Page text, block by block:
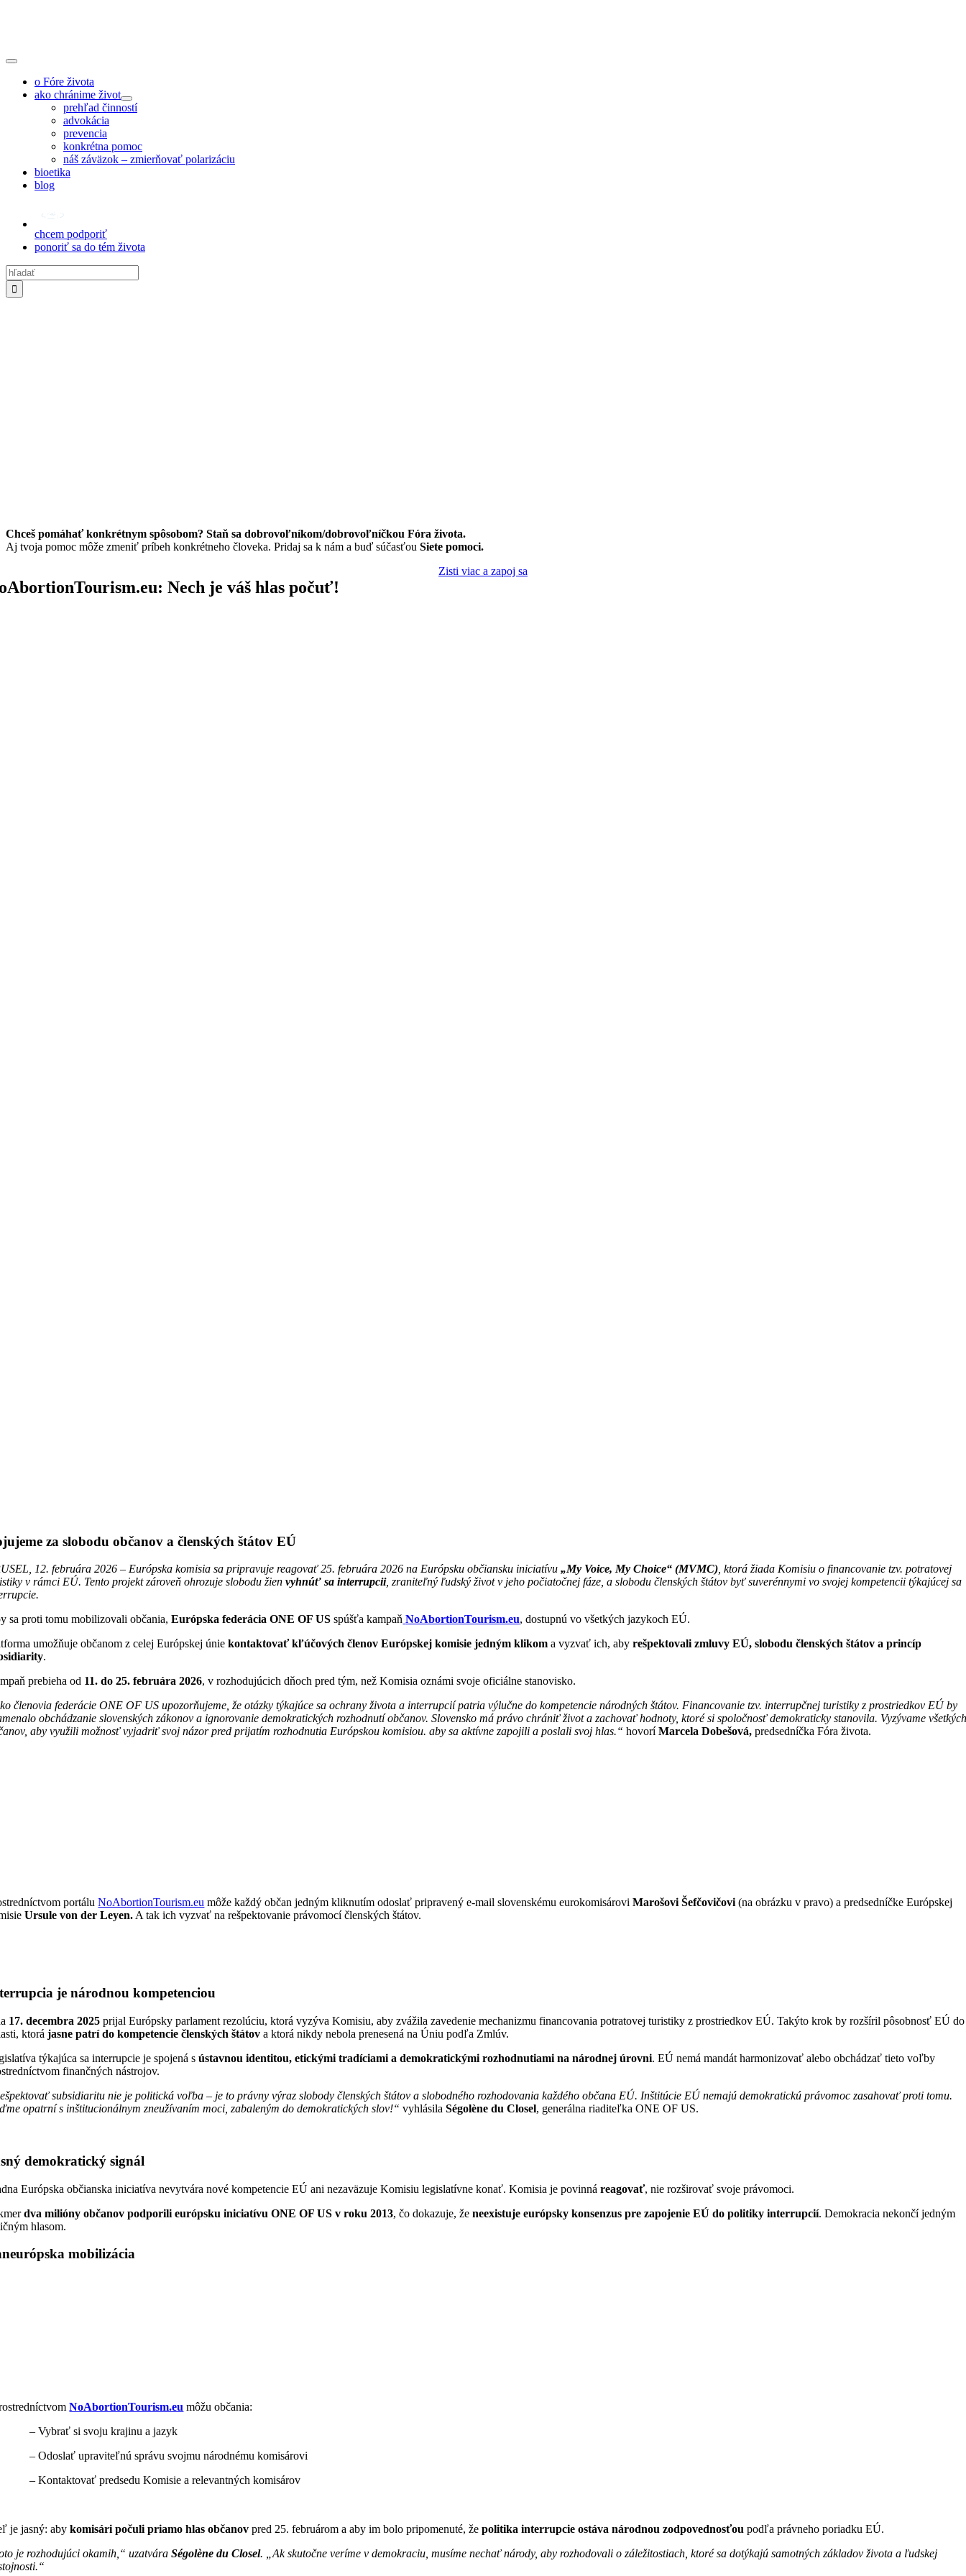
Toggle
Navigationo Fóre života
ako chránime život
prehľad činností
advokácia
prevencia
konkrétna pomoc
náš záväzok – zmierňovať polarizáciu
bioetika
blog
chcem podporiť
ponoriť sa do tém života
Hľadať:
Chceš pomáhať konkrétnym spôsobom? Staň sa dobrovoľníkom/dobrovoľníčkou Fóra života.
Aj tvoja pomoc môže zmeniť príbeh konkrétneho človeka. Pridaj sa k nám a buď súčasťou Siete pomoci.
Zisti viac a zapoj sa
Nech je váš hlas počuť!
za slobodu občanov a členských štátov EÚ
12. februára 2026 –Európska komisia sa pripravuje reagovať 25. februára 2026 na Európsku občiansku iniciatívu„My Voice, My Choice“ (MVMC), ktorá žiada Komisiu o financovanie tzv. potratovej
v rámci EÚ. Tento projekt zároveň ohrozuje slobodu žienvyhnúť sa interrupcii, zraniteľný ľudský život v jeho počiatočnej fáze, a slobodu členských štátov byť suverénnymi vo svojej kompetencii týkajúcej sa
sa proti tomu mobilizovali občania,Európska federácia ONE OF US spúšťa kampaň NoAbortionTourism.eu, dostupnú vo všetkých jazykoch EÚ.
umožňuje občanom z celej Európskej úniekontaktovať kľúčových členov Európskej komisie jedným klikom a vyzvať ich, abyrešpektovali zmluvy EÚ, slobodu členských štátov a princíp
.
prebieha od 11. do 25. februára 2026, v rozhodujúcich dňoch pred tým, než Komisia oznámi svoje oficiálne stanovisko.
členovia federácie ONE OF US upozorňujeme, že otázky týkajúce sa ochrany života a interrupcií patria výlučne do kompetencie národných štátov. Financovanie tzv. interrupčnej turistiky z prostriedkov EÚ by
obchádzanie slovenských zákonov a ignorovanie demokratických rozhodnutí občanov. Slovensko má právo chrániť život a zachovať hodnoty, ktoré si spoločnosť demokraticky stanovila. Vyzývame
aby využili možnosť vyjadriť svoj názor pred prijatím rozhodnutia Európskou komisiou. aby sa aktívne zapojili a poslali svoj hlas.“ hovoríMarcela Dobešová,predsedníčka Fóra života.
portáluNoAbortionTourism.eu môže každý občan jedným kliknutím odoslať pripravený e-mail slovenskému eurokomisároviMarošovi Šefčovičovi(na obrázku v pravo) a predsedníčke Európskej
Ursule von der Leyen.A tak ich vyzvať na rešpektovanie právomocí členských štátov.
je národnou kompetenciou
17. decembra 2025 prijal Európsky parlament rezolúciu, ktorá vyzýva Komisiu, aby zvážila zavedenie mechanizmu financovania potratovej turistiky z prostriedkov EÚ. Takýto krok by rozšíril pôsobnosť EÚ do
ktorájasne patrí do kompetencie členských štátov a ktorá nikdy nebola prenesená na Úniu podľa Zmlúv.
týkajúca sa interrupcie je spojená sústavnou identitou, etickými tradíciami a demokratickými rozhodnutiami na národnej úrovni. EÚ nemá mandát harmonizovať alebo obchádzať tieto voľby
finančných nástrojov.
subsidiaritu nie je politická voľba – je to právny výraz slobody členských štátov a slobodného rozhodovania každého občana EÚ. Inštitúcie EÚ nemajú demokratickú právomoc zasahovať proti tomu.
opatrní s inštitucionálnym zneužívaním moci, zabaleným do demokratických slov!“ vyhlásilaSégolène du Closel, generálna riaditeľka ONE OF US.
demokratický signál
Európska občianska iniciatíva nevytvára nové kompetencie EÚ ani nezaväzuje Komisiu legislatívne konať. Komisia je povinnáreagovať, nie rozširovať svoje právomoci.
dva milióny občanov podporili európsku iniciatívu ONE OF US v roku 2013, čo dokazuje, ženeexistuje európsky konsenzus pre zapojenie EÚ do politiky interrupcií. Demokracia nekončí jedným
hlasom.
mobilizácia
NoAbortionTourism.eu môžu občania:
– Vybrať si svoju krajinu a jazyk
– Odoslať upraviteľnú správu svojmu národnému komisárovi
– Kontaktovať predsedu Komisie a relevantných komisárov
je jasný: abykomisári počuli priamo hlas občanov pred 25. februárom a aby im bolo pripomenuté, žepolitika interrupcie ostáva národnou zodpovednosťou podľa právneho poriadku EÚ.
je rozhodujúci okamih,“ uzatvára Ségolène du Closel.
„Ak skutočne veríme v demokraciu, musíme nechať národy, aby rozhodovali o záležitostiach, ktoré sa dotýkajú samotných základov života a ľudskej